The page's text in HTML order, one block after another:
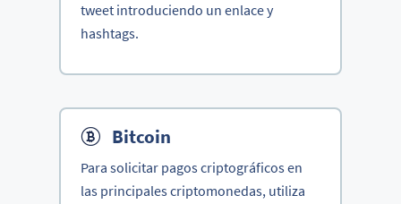
tweet introduciendo un enlace y
hashtags.
Bitcoin
Para solicitar pagos criptográficos en
las principales criptomonedas, utiliza